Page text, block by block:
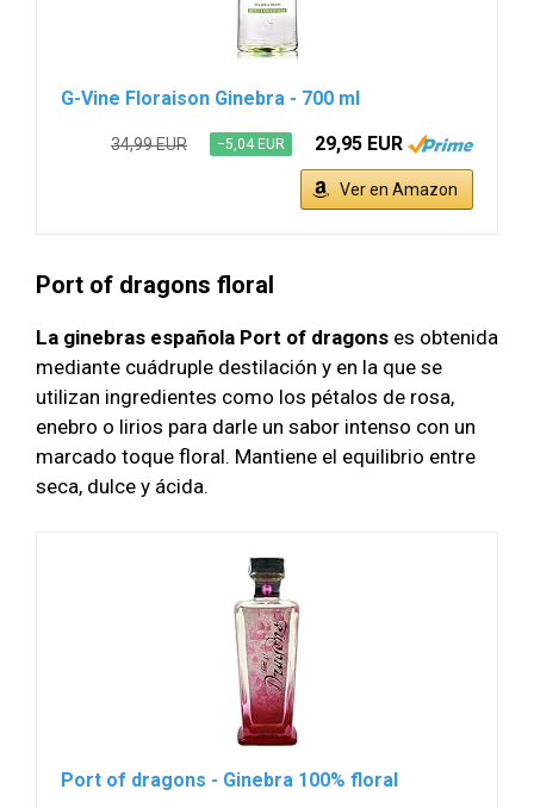
G-Vine Floraison Ginebra - 700 ml
34,99 EUR −5,04 EUR 29,95 EUR
Ver en Amazon
Port of dragons floral
La ginebras española Port of dragons es obtenida
mediante cuádruple destilación y en la que se
utilizan ingredientes como los pétalos de rosa,
enebro o lirios para darle un sabor intenso con un
marcado toque floral. Mantiene el equilibrio entre
seca, dulce y ácida.
Port of dragons - Ginebra 100% floral